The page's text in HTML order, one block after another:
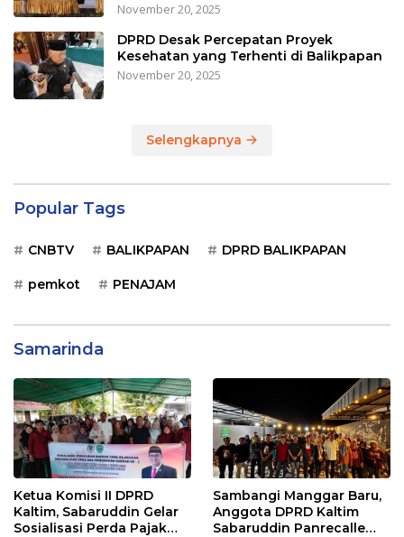
November 20, 2025
DPRD Desak Percepatan Proyek
Kesehatan yang Terhenti di Balikpapan
November 20, 2025
Selengkapnya
Popular Tags
CNBTV BALIKPAPAN DPRD BALIKPAPAN
pemkot PENAJAM
Samarinda
Ketua Komisi II DPRD
Kaltim, Sabaruddin Gelar
Sosialisasi Perda Pajak
Sambangi Manggar Baru,
Anggota DPRD Kaltim
Sabaruddin Panrecalle